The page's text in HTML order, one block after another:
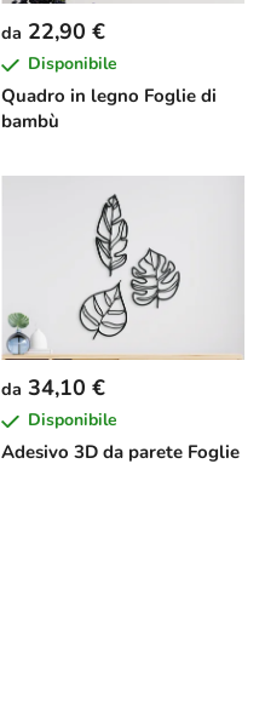
Quadro in legno Foglie di
bambù
da 22,90 €
Disponibile
Adesivo 3D da parete Foglie
da 34,10 €
Disponibile